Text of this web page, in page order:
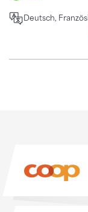
Deutsch,